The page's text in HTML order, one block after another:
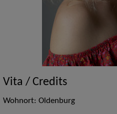
Vita / Credits
Wohnort: Oldenburg